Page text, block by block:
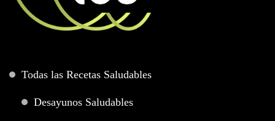
Todas las Recetas Saludables
Desayunos Saludables